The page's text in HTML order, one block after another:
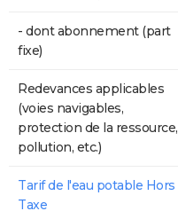
- dont abonnement (part
fixe)
Redevances applicables
(voies navigables,
protection de la ressource,
pollution, etc.)
Tarif de l'eau potable Hors
Taxe